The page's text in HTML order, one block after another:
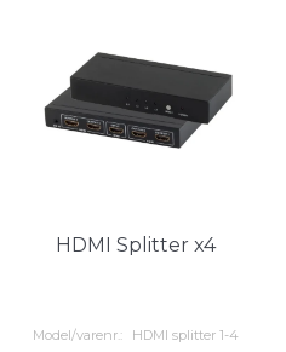
HDMI Splitter x4
Model/varenr.: HDMI splitter 1-4